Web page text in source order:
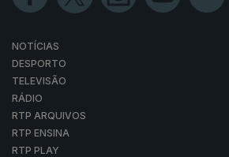
NOTÍCIAS
DESPORTO
TELEVISÃO
RÁDIO
RTP ARQUIVOS
RTP ENSINA
RTP PLAY